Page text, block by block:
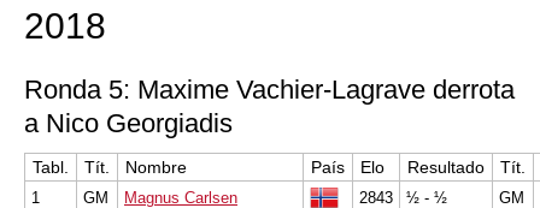
2018
Ronda 5: Maxime Vachier-Lagrave derrota
a Nico Georgiadis
Tabl. Tít. Nombre País Elo Resultado Tít.
1 GM Magnus Carlsen 2843 ½ - ½
GM